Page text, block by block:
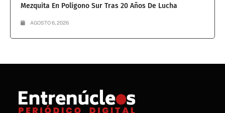
Mezquita En Polígono Sur Tras 20 Años De Lucha
AGOSTO 6, 2026